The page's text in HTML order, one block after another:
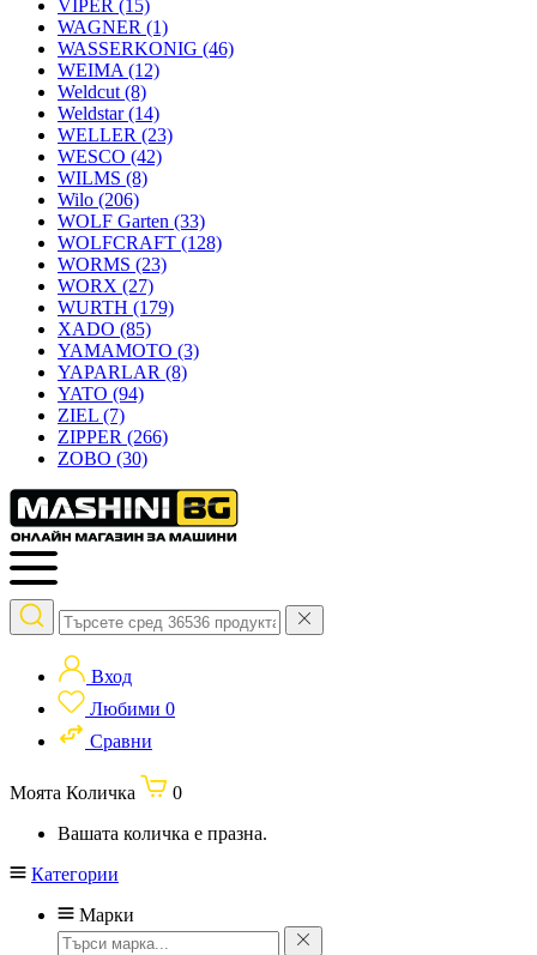
VIPER (15)
WAGNER (1)
WASSERKONIG (46)
WEIMA (12)
Weldcut (8)
Weldstar(14)
WELLER (23)
WESCO (42)
WILMS (8)
Wilo (206)
WOLF Garten (33)
WOLFCRAFT (128)
WORMS (23)
WORX (27)
WURTH (179)
XADO (85)
YAMAMOTO (3)
YAPARLAR (8)
YATO (94)
ZIEL (7)
ZIPPER (266)
ZOBO (30)
Вход
Любими 0
Сравни
Моята Количка
0
Вашата количка е празна.
Категории
Марки